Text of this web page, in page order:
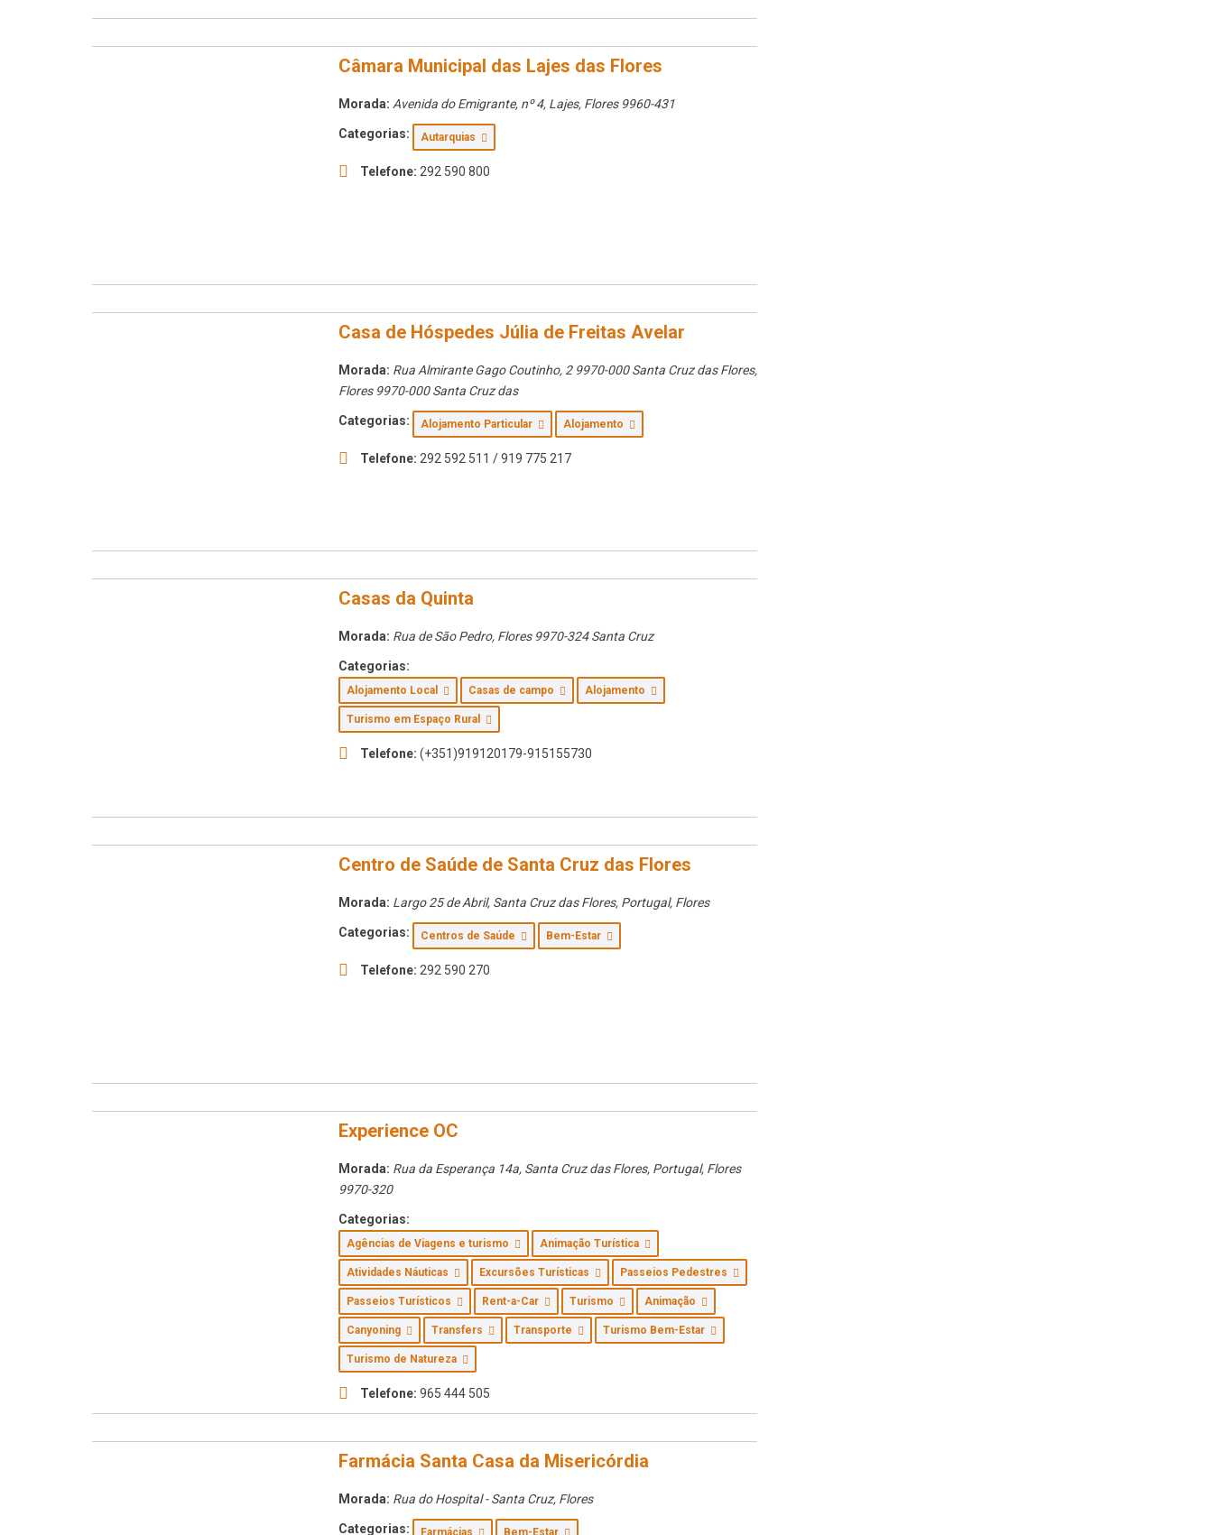
Câmara Municipal das Lajes das Flores
Morada: Avenida do Emigrante, nº 4, Lajes, Flores 9960-431
Categorias: Autarquias
Telefone: 292 590 800
Casa de Hóspedes Júlia de Freitas Avelar
Morada: Rua Almirante Gago Coutinho, 2 9970-000 Santa Cruz das Flores,
Flores 9970-000 Santa Cruz das
Categorias: Alojamento Particular Alojamento
Telefone: 292 592 511 / 919 775 217
Casas da Quinta
Morada: Rua de São Pedro, Flores 9970-324 Santa Cruz
Categorias:
Alojamento Local Casas de campo Alojamento
Turismo em Espaço Rural
Telefone: (+351)919120179-915155730
Centro de Saúde de Santa Cruz das Flores
Morada: Largo 25 de Abril, Santa Cruz das Flores, Portugal, Flores
Categorias: Centros de Saúde Bem-Estar
Telefone: 292 590 270
Experience OC
Morada: Rua da Esperança 14a, Santa Cruz das Flores, Portugal, Flores
9970-320
Categorias:
Agências de Viagens e turismo Animação Turística
Atividades Náuticas Excursões Turísticas Passeios Pedestres
Passeios Turísticos Rent-a-Car Turismo Animação
Canyoning Transfers Transporte Turismo Bem-Estar
Turismo de Natureza
Telefone: 965 444 505
Farmácia Santa Casa da Misericórdia
Morada: Rua do Hospital - Santa Cruz, Flores
Categorias: